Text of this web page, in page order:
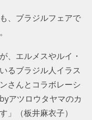
、ブラジルフェアで
、エルメスやルイ・
るブラジル人イラス
さんとコラボレーシ
アツロウタヤマのカ
」（板井麻衣子）